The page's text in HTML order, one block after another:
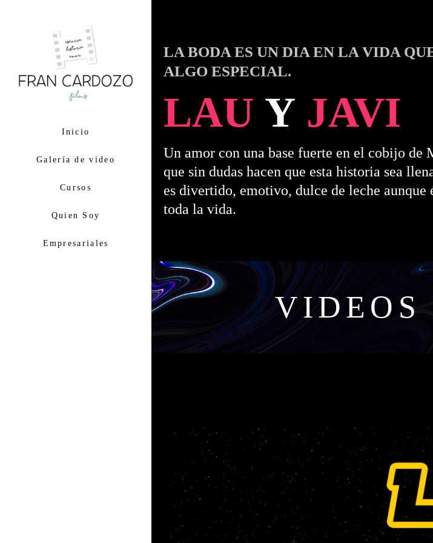
Inicio
Galería de video
Cursos
Quien Soy
Empresariales
LA BODA ES UN DIA EN LA VIDA
ALGO ESPECIAL.
LAU Y JAVI
Un amor con una base fuerte en el cobijo de
que sin dudas hacen que esta historia sea
es divertido, emotivo, dulce de leche
toda la vida.
VIDEOS